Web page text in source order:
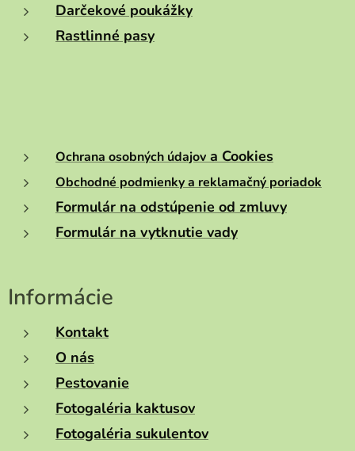
Darčekové poukážky
Rastlinné pasy
Ochrana osobných údajov a Cookies
Obchodné podmienky a reklamačný poriadok
Formulár na odstúpenie od zmluvy
Formulár na vytknutie vady
Informácie
Kontakt
O nás
Pestovanie
Fotogaléria kaktusov
Fotogaléria sukulentov